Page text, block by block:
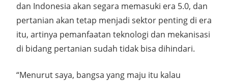
dan Indonesia akan segara memasuki era 5.0, dan
pertanian akan tetap menjadi sektor penting di era
itu, artinya pemanfaatan teknologi dan mekanisasi
di bidang pertanian sudah tidak bisa dihindari.
“Menurut saya, bangsa yang maju itu kalau